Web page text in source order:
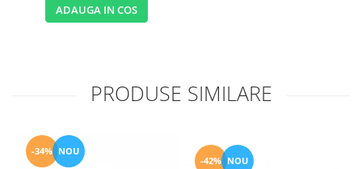
ADAUGA IN COS
PRODUSE SIMILARE
-34% NOU
-42% NOU